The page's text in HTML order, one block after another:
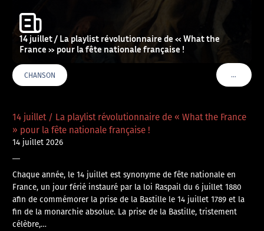
14 juillet / La playlist révolutionnaire de « What the
France » pour la fête nationale française !
CHANSON …VOIR
14 juillet / La playlist révolutionnaire de « What the France
» pour la fête nationale française !
14 juillet 2026
—
Chaque année, le 14 juillet est synonyme de fête nationale en
France, un jour férié instauré par la loi Raspail du 6 juillet 1880
afin de commémorer la prise de la Bastille le 14 juillet 1789 et la
fin de la monarchie absolue. La prise de la Bastille, tristement
célèbre,…